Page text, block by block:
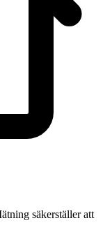
säkerställer att